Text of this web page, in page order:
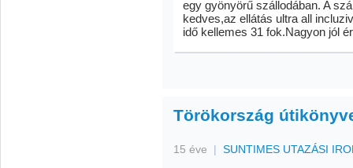
egy gyönyörű szállodában. A
kedves,az ellátás ultra all
idő kellemes 31 fok.Nagyon jól
Törökország
15 éve | SUNTIMES UTAZÁSI